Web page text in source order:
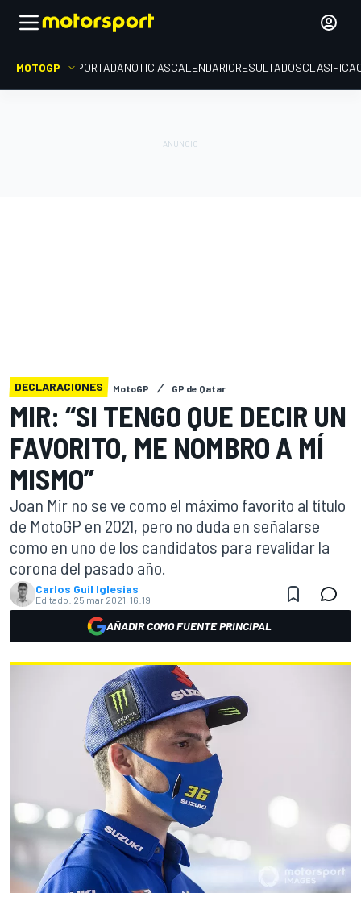
MOTOGP PORTADANOTICIASCALENDARIORESULTADOS
DECLARACIONES MotoGP GP de Qatar
MIR: “SI TENGO QUE DECIR UN
FAVORITO, ME NOMBRO A MÍ
MISMO”
Joan Mir no se ve como el máximo favorito al título
de MotoGP en 2021, pero no duda en señalarse
como en uno de los candidatos para revalidar la
corona del pasado año.
Carlos Guil Iglesias
Editado: 25 mar 2021, 16:19
AÑADIR COMO FUENTE PRINCIPAL